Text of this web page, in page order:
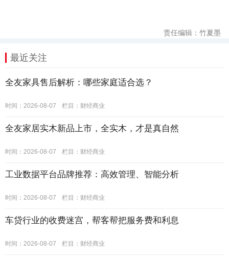
责任编辑：竹夏墨
最近关注
全友家具售后解析：哪些家庭适合选？
时间：2026-08-07 栏目： 财经商业
全友家居实木新品上市，全实木，才是真自然
时间：2026-08-07 栏目： 财经商业
工业数据平台品牌推荐：高效管理、智能分析
时间：2026-08-07 栏目： 财经商业
车贷行业的收费迷宫，帮客帮把服务费和利息
时间：2026-08-07 栏目： 财经商业